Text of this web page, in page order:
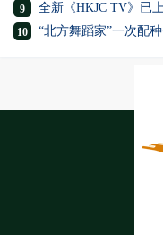
9 全新《HKJC TV》已
10 “北方舞蹈家”一次配